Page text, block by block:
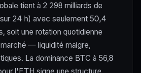
tient à 2 298 milliards de
24 h) avec seulement 50,4
soit une rotation quotidienne
— liquidité maigre,
La dominance BTC à 56,8
l'ETH signe une structure